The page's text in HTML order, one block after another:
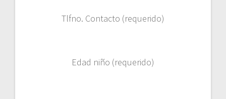
Tlfno. Contacto (requerido)
Edad niño (requerido)